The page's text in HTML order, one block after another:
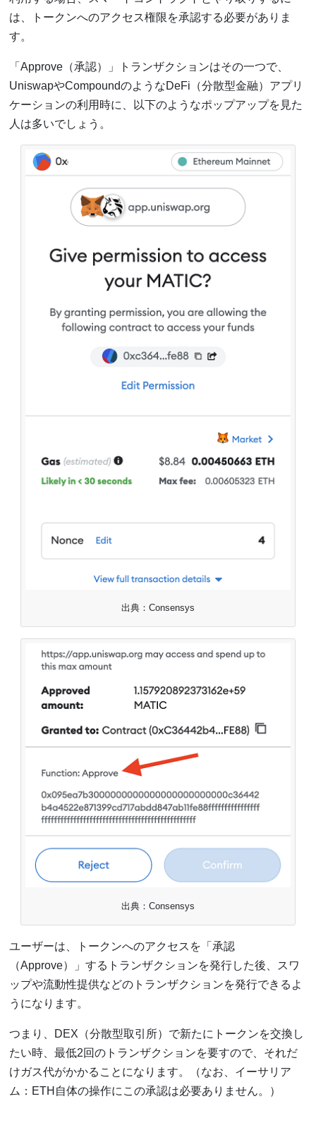
は、トークンへのアクセス権限を承認する必要がありま
す。
「Approve（承認）」トランザクションはその一つで、
UniswapやCompoundのようなDeFi（分散型金融）アプリ
ケーションの利用時に、以下のようなポップアップを見た
人は多いでしょう。
出典：Consensys
出典：Consensys
ユーザーは、トークンへのアクセスを「承認
（Approve）」するトランザクションを発行した後、スワ
ップや流動性提供などのトランザクションを発行できるよ
うになります。
つまり、DEX（分散型取引所）で新たにトークンを交換し
たい時、最低2回のトランザクションを要すので、それだ
けガス代がかかることになります。（なお、イーサリア
ム：ETH自体の操作にこの承認は必要ありません。）